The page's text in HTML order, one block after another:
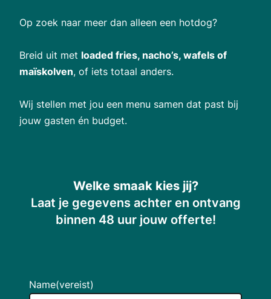
Op zoek naar meer dan alleen een hotdog?
Breid uit met loaded fries, nacho’s, wafels of
maïskolven, of iets totaal anders.
Wij stellen met jou een menu samen dat past bij
jouw gasten én budget.
Welke smaak kies jij?
Laat je gegevens achter en ontvang
binnen 48 uur jouw offerte!
Name(vereist)